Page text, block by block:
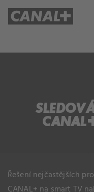
Řešení nejčastějších